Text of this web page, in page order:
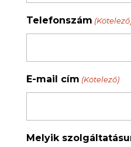
Telefonszám
E-mail cím (Kötelező)
Melyik